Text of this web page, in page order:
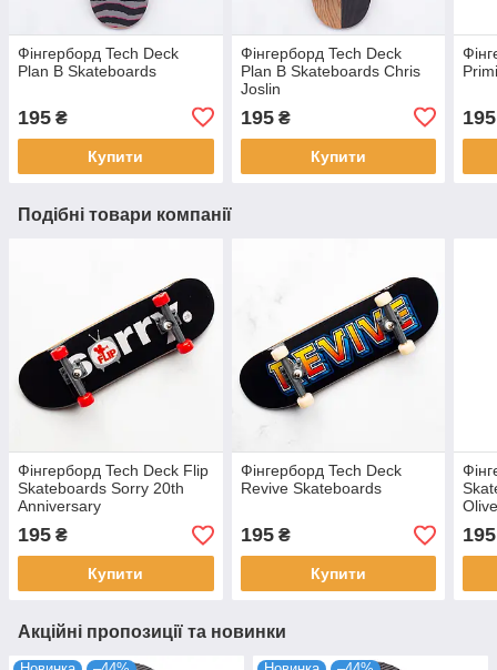
Фінгерборд Tech Deck
Plan B Skateboards
195 ₴
Купити
Фінгерборд Tech Deck
Plan B Skateboards Chris
Joslin
195₴
Купити
195
Подібні товари компанії
Фінгерборд Tech Deck Flip
Skateboards Sorry 20th
Anniversary
195 ₴
Купити
Фінгерборд Tech Deck
Revive Skateboards
195₴
Купити
195
Акційні пропозиції та новинки